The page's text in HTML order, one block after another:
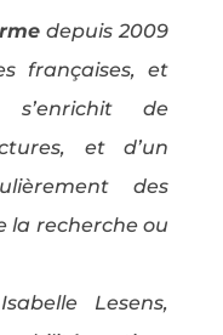
depuis 2009
françaises, et
de
et d’un
des
la recherche ou
Lesens,